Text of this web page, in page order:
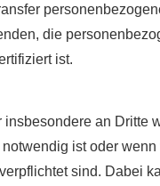
die
ist.
an Dritte
ist oder
sind. Dabei